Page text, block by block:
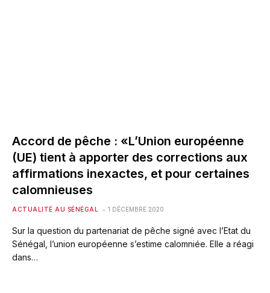
Accord de pêche : «L’Union européenne
(UE) tient à apporter des corrections aux
affirmations inexactes, et pour certaines
calomnieuses
ACTUALITÉ AU SÉNÉGAL 1 DÉCEMBRE 2020
Sur la question du partenariat de pêche signé avec l’Etat du
Sénégal, l’union européenne s’estime calomniée. Elle a réagi
dans…